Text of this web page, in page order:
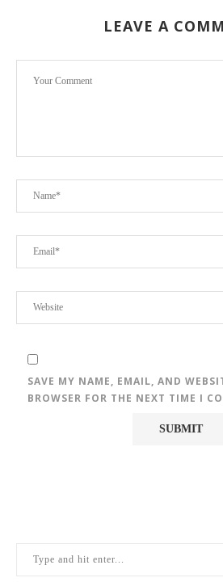
LEAVE A
SAVE MY NAME, EMAIL, AND
BROWSER FOR THE NEXT TIME I